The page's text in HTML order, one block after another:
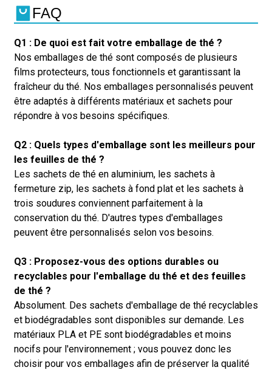
FAQ
Q1 : De quoi est fait votre emballage de thé ?
Nos emballages de thé sont composés de plusieurs
films protecteurs, tous fonctionnels et garantissant la
fraîcheur du thé. Nos emballages personnalisés peuvent
être adaptés à différents matériaux et sachets pour
répondre à vos besoins spécifiques.
Q2 : Quels types d'emballage sont les meilleurs pour
les feuilles de thé ?
Les sachets de thé en aluminium, les sachets à
fermeture zip, les sachets à fond plat et les sachets à
trois soudures conviennent parfaitement à la
conservation du thé. D'autres types d'emballages
peuvent être personnalisés selon vos besoins.
Q3 : Proposez-vous des options durables ou
recyclables pour l'emballage du thé et des feuilles
de thé ?
Absolument. Des sachets d'emballage de thé recyclables
et biodégradables sont disponibles sur demande. Les
matériaux PLA et PE sont biodégradables et moins
nocifs pour l'environnement ; vous pouvez donc les
choisir pour vos emballages afin de préserver la qualité